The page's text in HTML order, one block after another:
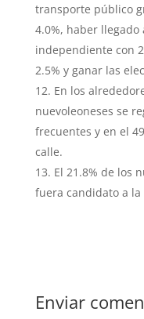
transporte público
4.0%, haber
independiente con
2.5% y ganar las
En los
nuevoleoneses se
frecuentes y en el
calle.
El 21.8% de los
fuera candidato a
Enviar